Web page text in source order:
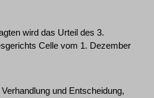
wird das Urteil des 3.
Celle vom 1. Dezember
und Entscheidung,